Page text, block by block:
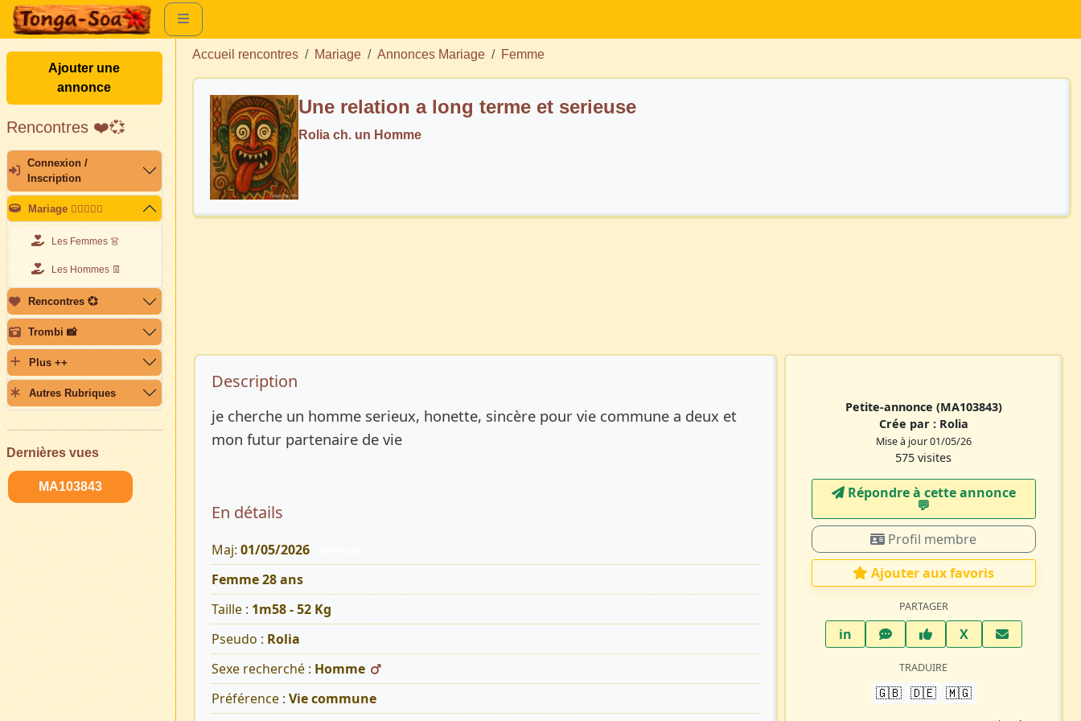
Ajouter une
annonce
Rencontres ❤️💞
Connexion /
Inscription
Mariage 👩🏽‍❤️‍👨🏽
Les Femmes 👗
Les Hommes 👖
Rencontres 💞
Trombi 📸
Plus ++
Autres Rubriques
Dernières vues
MA103843
Accueil rencontres Mariage Annonces Mariage Femme
Une relation a long terme et serieuse
Rolia ch. un Homme
Description de l’annonce
Description
je cherche un homme serieux, honette, sincère pour vie commune a deux et
mon futur partenaire de vie
En détails
Maj: 01/05/2026
Femme 28 ans
Taille : 1m58 - 52 Kg
Pseudo : Rolia
Sexe recherché : Homme
Préférence : Vie commune
Petite-annonce (MA103843)
Crée par : Rolia
Mise à jour 01/05/26
575 visites
Répondre à cette annonce
💬​
Profil membre
Ajouter aux favoris
PARTAGER
inLinkedInWhatsAppFacebook
XTwitter X
TRADUIRE
🇬🇧 🇩🇪 🇲🇬